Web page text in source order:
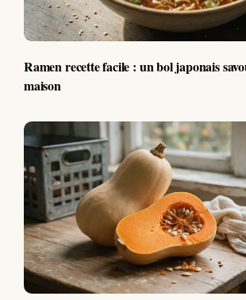
Ramen recette facile : un bol japonais
maison